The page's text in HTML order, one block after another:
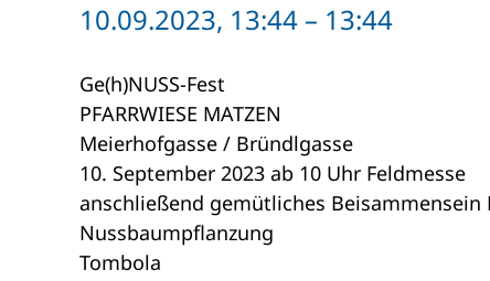
10.09.2023, 13:44 – 13:44
Ge(h)NUSS-Fest
PFARRWIESE MATZEN
Meierhofgasse / Bründlgasse
10. September 2023 ab 10 Uhr Feldmesse
anschließend gemütliches
Nussbaumpflanzung
Tombola